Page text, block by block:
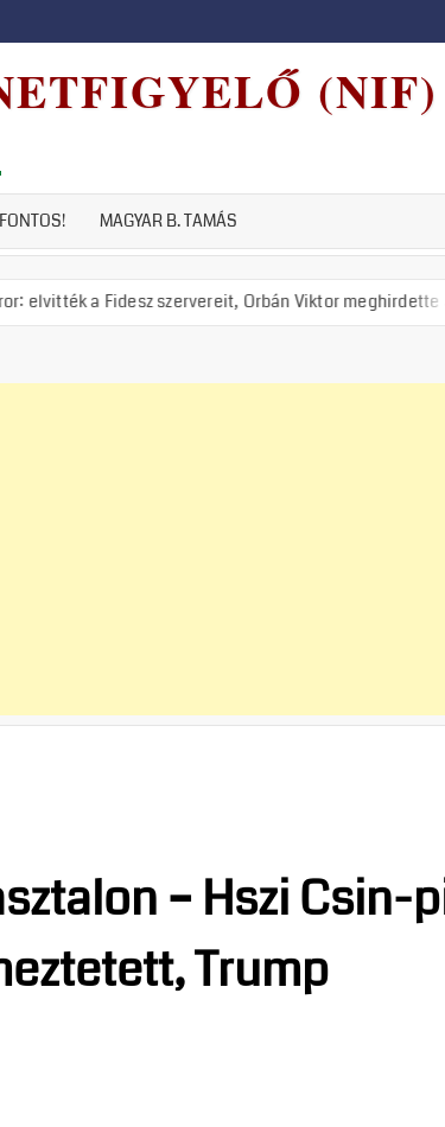
(NIF)
FONTOS! MAGYAR B. TAMÁS
szervereit, Orbán Viktor meghirdette a nemzeti
– Hszi Csin-
Trump